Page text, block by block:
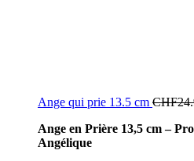
Ange qui prie 13.5 cm CHF
Ange en Prière 13,5 cm –
Angélique